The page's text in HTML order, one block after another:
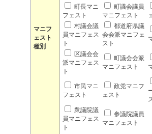
マニフ
ェスト
種別
町長マニ
フェスト
町議会議員
マニフェスト
村議会議
員マニフェス
ト
都道府県議
会会派マニフェ
スト
区議会会
派マニフェス
ト
町議会会派
マニフェスト
市民マニ
フェスト
政党マニフ
ェスト
衆議院議
員マニフェス
ト
参議院議員
マニフェスト